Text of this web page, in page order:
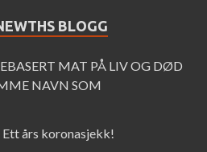
BLOGG
MAT PÅ LIV OG DØD
NAVN SOM
års koronasjekk!